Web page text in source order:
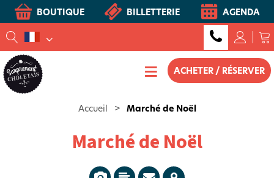
BOUTIQUE BILLETTERIE AGENDA
ACHETER / RÉSERVER
Accueil > Marché de Noël
Marché de Noël